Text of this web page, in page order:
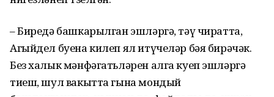
– Биредә башкарылган эшләргә, тәү чиратта,
Агыйдел буена килеп ял итүчеләр бәя бирәчәк.
Без халык мәнфәгатьләрен алга куеп эшләргә
тиеш, шул вакытта гына мондый